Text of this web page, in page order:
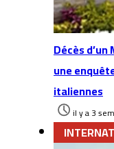
Décès
une
italiennes
il y a 3